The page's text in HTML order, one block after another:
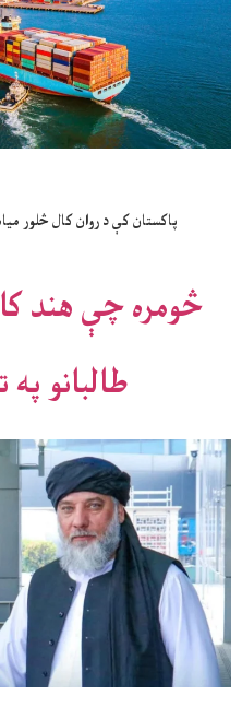
پاکستان کې د روان کال څلور
څومره چې هند
طالبانو